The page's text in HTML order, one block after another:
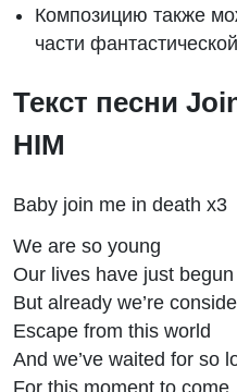
Композицию также
части
Текст песни
HIM
Baby join me in death x3
We are so young
Our lives have just begun
But already we’re
Escape from this world
And we’ve waited for so